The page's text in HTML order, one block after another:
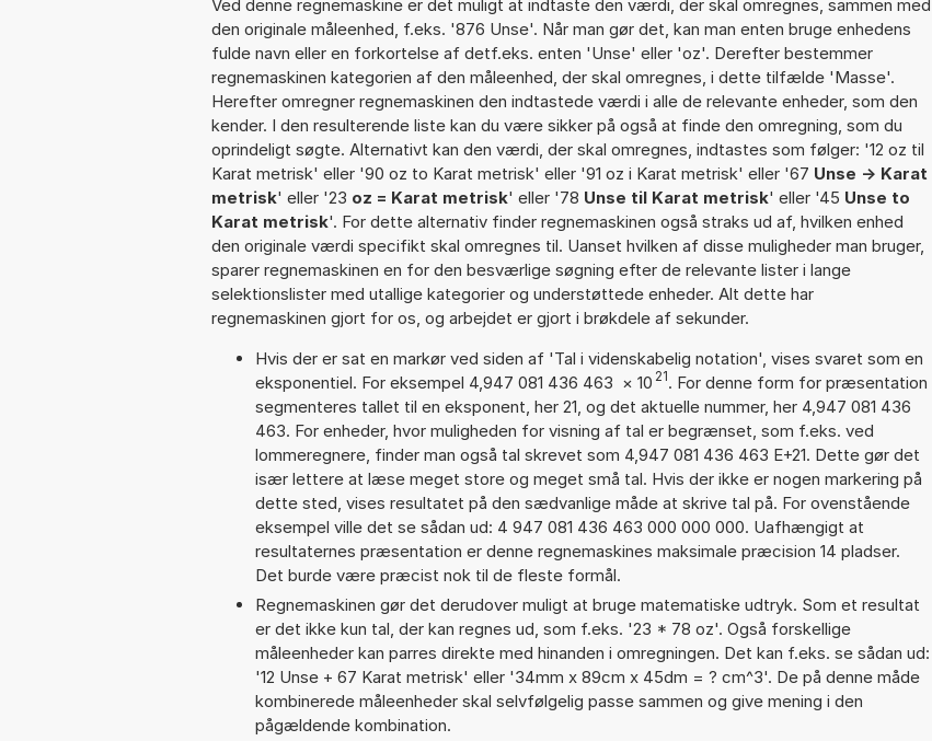
Ved denne regnemaskine er det muligt at indtaste den værdi, der skal omregnes, sammen med
den originale måleenhed, f.eks. '876 Unse'. Når man gør det, kan man enten bruge enhedens
fulde navn eller en forkortelse af detf.eks. enten 'Unse' eller 'oz'. Derefter bestemmer
regnemaskinen kategorien af den måleenhed, der skal omregnes, i dette tilfælde 'Masse'.
Herefter omregner regnemaskinen den indtastede værdi i alle de relevante enheder, som den
kender. I den resulterende liste kan du være sikker på også at finde den omregning, som du
oprindeligt søgte. Alternativt kan den værdi, der skal omregnes, indtastes som følger: '12 oz til
Karat metrisk' eller '90 oz to Karat metrisk' eller '91 oz i Karat metrisk' eller '67 Unse -> Karat
metrisk' eller '23 oz = Karat metrisk' eller '78 Unse til Karat metrisk' eller '45 Unse to
Karat metrisk'. For dette alternativ finder regnemaskinen også straks ud af, hvilken enhed
den originale værdi specifikt skal omregnes til. Uanset hvilken af disse muligheder man bruger,
sparer regnemaskinen en for den besværlige søgning efter de relevante lister i lange
selektionslister med utallige kategorier og understøttede enheder. Alt dette har
regnemaskinen gjort for os, og arbejdet er gjort i brøkdele af sekunder.
Hvis der er sat en markør ved siden af 'Tal i videnskabelig notation', vises svaret som en
eksponentiel. For eksempel 4,947 081 436 463 × 10 21. For denne form for præsentation
segmenteres tallet til en eksponent, her 21, og det aktuelle nummer, her 4,947 081 436
463. For enheder, hvor muligheden for visning af tal er begrænset, som f.eks. ved
lommeregnere, finder man også tal skrevet som 4,947 081 436 463 E+21. Dette gør det
især lettere at læse meget store og meget små tal. Hvis der ikke er nogen markering på
dette sted, vises resultatet på den sædvanlige måde at skrive tal på. For ovenstående
eksempel ville det se sådan ud: 4 947 081 436 463 000 000 000. Uafhængigt at
resultaternes præsentation er denne regnemaskines maksimale præcision 14 pladser.
Det burde være præcist nok til de fleste formål.
Regnemaskinen gør det derudover muligt at bruge matematiske udtryk. Som et resultat
er det ikke kun tal, der kan regnes ud, som f.eks. '23 * 78 oz'. Også forskellige
måleenheder kan parres direkte med hinanden i omregningen. Det kan f.eks. se sådan ud:
'12 Unse + 67 Karat metrisk' eller '34mm x 89cm x 45dm = ? cm^3'. De på denne måde
kombinerede måleenheder skal selvfølgelig passe sammen og give mening i den
pågældende kombination.